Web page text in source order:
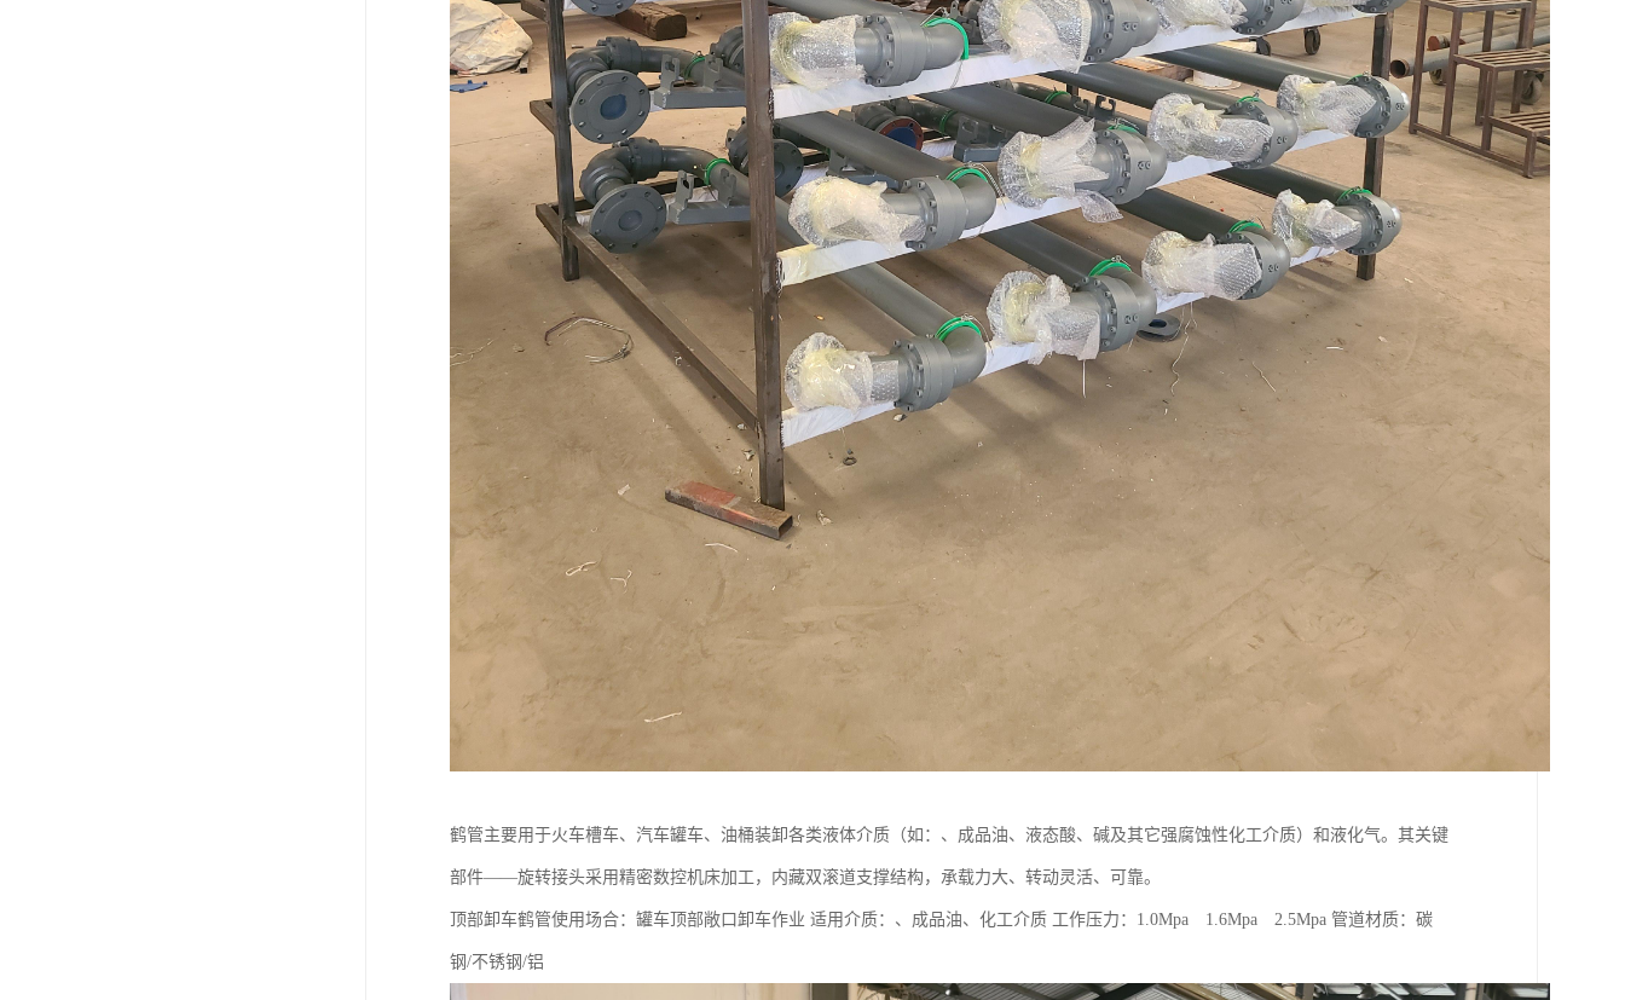
鹤管主要用于火车槽车、汽车罐车、油桶装卸各类液体介质（如：、成品油、液态酸、碱及其它强腐蚀性化工介质）和液化气。其关键
部件——旋转接头采用精密数控机床加工，内藏双滚道支撑结构，承载力大、转动灵活、可靠。
顶部卸车鹤管使用场合：罐车顶部敞口卸车作业 适用介质：、成品油、化工介质 工作压力：1.0Mpa 1.6Mpa 2.5Mpa 管道材质：碳
钢/不锈钢/铝